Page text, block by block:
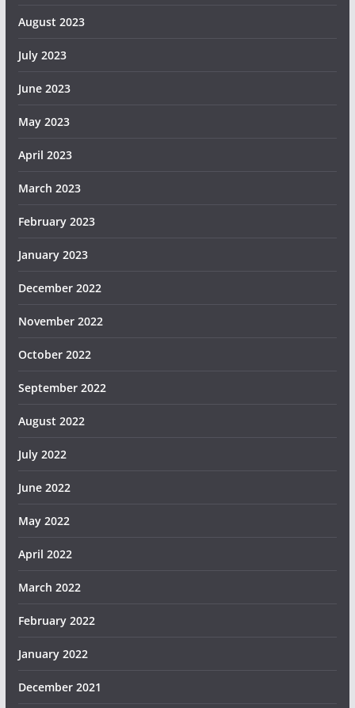
August 2023
July 2023
June 2023
May 2023
April 2023
March 2023
February 2023
January 2023
December 2022
November 2022
October 2022
September 2022
August 2022
July 2022
June 2022
May 2022
April 2022
March 2022
February 2022
January 2022
December 2021